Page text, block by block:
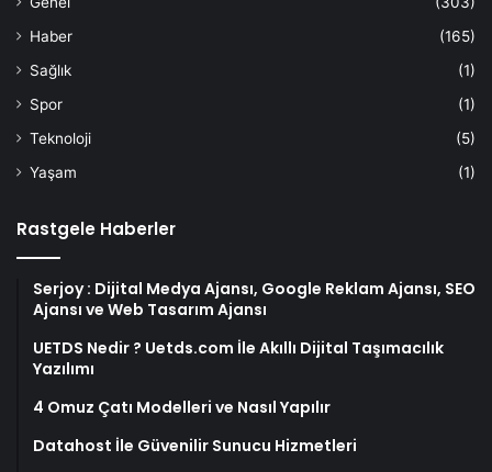
Haber
(165)
Sağlık
(1)
Spor
(1)
Teknoloji
(5)
Yaşam
(1)
Rastgele Haberler
Serjoy : Dijital Medya Ajansı, Google Reklam Ajansı, SEO
Ajansı ve Web Tasarım Ajansı
UETDS Nedir ? Uetds.com İle Akıllı Dijital Taşımacılık
Yazılımı
4 Omuz Çatı Modelleri ve Nasıl Yapılır
Datahost İle Güvenilir Sunucu Hizmetleri